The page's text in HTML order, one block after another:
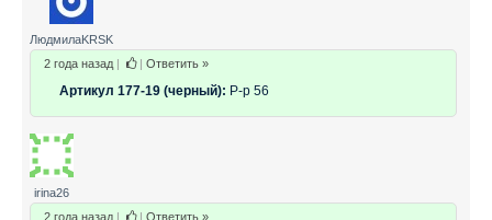
ЛюдмилаKRSK
2 года назад | | Ответить »
Артикул 177-19 (черный): Р-р 56
irina26
2 года назад | | Ответить »